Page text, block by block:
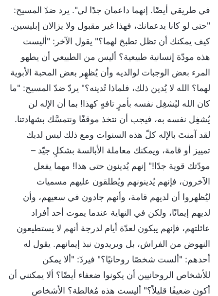
في طريقي أيضًا. إنهما داعمان جدًا لي". يرد ضدّ المسيح:
"حتى لو كانا يدعمانك، فهذا غير مقبول ولا يزالان إبليسين.
كيف يمكنك أن تظل تطبخ لهما؟" يقول الآخر: "أليست
هذه مودّة إنسانية طبيعية؟ أليس من الطبيعي أن يطهو
المرء بعض الوجبات لوالديه وأن يُظهِر بعض المحبة الأبوية
لهما؟ الله لا يُدين ذلك، فلماذا تُدينه؟" يردّ ضدّ المسيح: "ما
كان الله ليُشغِل نفسه بأمرٍ تافهٍ كهذا! بما أن الإله لن
يُشغِل نفسه به، فيجب أن نتخذ موقفًا ونتمسَّك بشهادتنا.
لقد آمنتَ بالإله كلّ هذه السنوات ومع ذلك ليس لديك
تمييز أو قامة، ويمكنك معاملة الأبالسة بشكلٍ جيّد –
مودّتك قوية جدًا!" إنهم يُدينون حتى هذا! مهما يفعل
الآخرون، فإنهم يُدينونهم ويُطلقون عليهم مسميات
ليُظهروا أن لديهم قامة، وأنهم جادون في سعيهم، وأن
لديهم إيمانًا، ولكن في النهاية عندما يموت أحد أفراد
عائلتهم، فإنهم يبكون لعدّة أيام لدرجة أنهم لا يستطيعون
النهوض من الفراش، بل ويريدون نبذ إيمانهم. يقول له
أحدهم: "ألست شخصًا روحانيًا؟" فيردّ: "ألا يمكن
للأشخاص الروحانيين أن يكونوا ضعفاء أيضًا؟ ألا يمكنني أن
أكون ضعيفًا قليلاً؟" أليست هذه مُغالطة؟ الأشخاص